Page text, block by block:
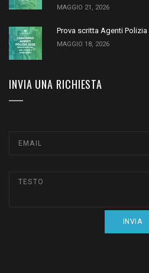
MAGGIO 21, 2026
Prova scritta Agenti Polizia
MAGGIO 18, 2026
INVIA UNA RICHIESTA